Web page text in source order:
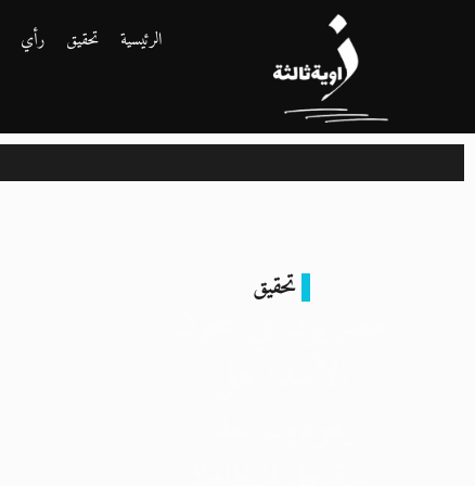
الرئيسية تحقيق رأي
تحقيق